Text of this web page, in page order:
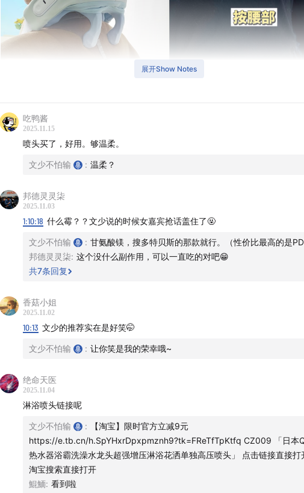
感谢妙界品牌对本期节目的大力支持。 点击进入专属购买链接
长期伏案工作，斜方肌，肩颈酸痛的注意啦！
上班低头敲电脑，下班低头看手机。长时间下来肩颈腰骨真的非常酸痛
展开Show Notes
吃鸭酱
2025.11.15
喷头买了，好用。够温柔。
文少不怕输 : 温柔？
邦德灵灵柒
2025.11.03
1:10:18 什么霉？？文少说的时候女嘉宾抢话盖住了🤬
文少不怕输 : 甘氨酸镁，搜多特贝斯的那款就行。（性价比最高的是
邦德灵灵柒: 这个没什么副作用，可以一直吃的对吧😁
共7条回复
香菇小姐
2025.11.02
10:13 文少的推荐实在是好笑🤭
文少不怕输 : 让你笑是我的荣幸哦~
绝命天医
2025.11.04
淋浴喷头链接呢
文少不怕输 :
【淘宝】限时官方立减9元
https://e.tb.cn/h.SpYHxrDpxpmznh9?tk=FReTfTpKtfq CZ009 「日本
热水器浴霸洗澡水龙头超强增压淋浴花洒单独高压喷头」 点击链接直接打
淘宝搜索直接打开
鯤鮞: 看到啦